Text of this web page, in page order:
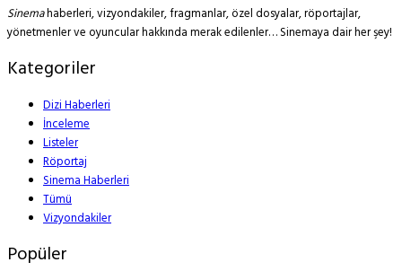
Sinemahaberleri, vizyondakiler, fragmanlar, özel dosyalar, röportajlar,
yönetmenler ve oyuncular hakkında merak edilenler… Sinemaya dair her şey!
Kategoriler
Dizi Haberleri
İnceleme
Listeler
Röportaj
Sinema Haberleri
Tümü
Vizyondakiler
Popüler